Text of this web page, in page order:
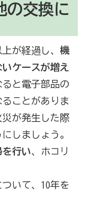
の交換に
が経過し、 機
ケースが増え
と電子部品の
ことがありま
災が発生した際
しましょう。
を行い、ホコリ
いて、10年を